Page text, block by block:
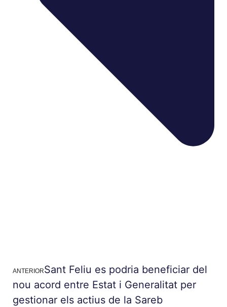
ANTERIORSant Feliu es podria beneficiar del
nou acord entre Estat i Generalitat per
gestionar els actius de la Sareb